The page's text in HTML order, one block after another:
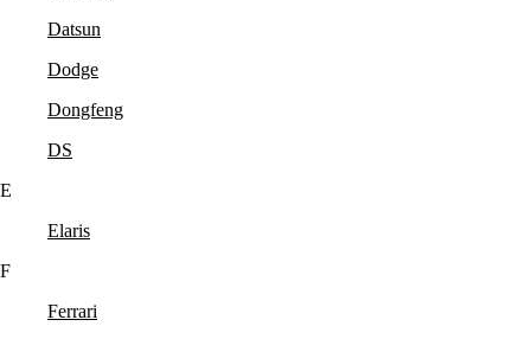
Datsun
Dodge
Dongfeng
DS
E
Elaris
F
Ferrari